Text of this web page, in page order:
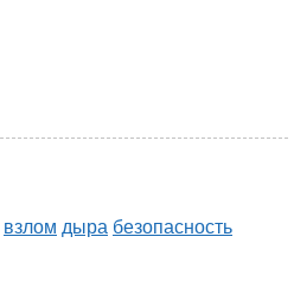
взлом дыра безопасность